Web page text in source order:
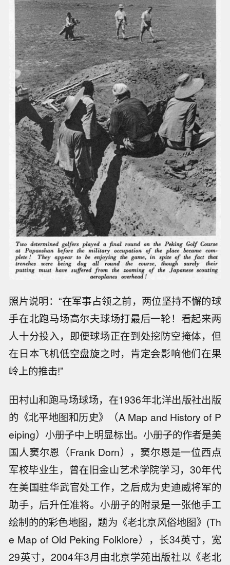
照片说明：“在军事占领之前，两位坚持不懈的球
手在北跑马场高尔夫球场打最后一轮！看起来两
人十分投入，即便球场正在到处挖防空掩体，但
在日本飞机低空盘旋之时，肯定会影响他们在果
岭上的推击!”
田村山和跑马场球场，在1936年北洋出版社出版
的《北平地图和历史》（A Map and History of P
eiping）小册子中上明显标出。小册子的作者是美
国人窦尔恩（Frank Dorn），窦尔恩是一位西点
军校毕业生，曾在旧金山艺术学院学习，30年代
在美国驻华武官处工作，之后成为史迪威将军的
助手，后升任准将。小册子的附录是一张他手工
绘制的的彩色地图，题为《老北京风俗地图》(Th
e Map of Old Peking Folklore），长34英寸，宽
29英寸，2004年3月由北京学苑出版社以《老北